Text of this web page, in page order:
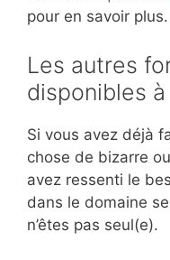
pour en savoir plus.
Les autres
disponibles
Si vous avez déjà
chose de bizarre
avez ressenti le
dans le domaine
n’êtes pas seul(e).